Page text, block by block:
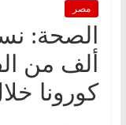
مصر
ألف من
كورونا